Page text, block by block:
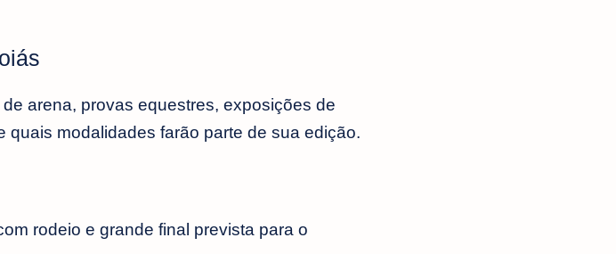
arena, provas equestres, exposições de
modalidades farão parte de sua edição.
rodeio e grande final prevista para o